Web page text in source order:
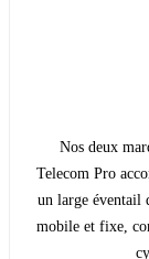
Nos deux
Telecom Pro
un large éventail
mobile et fixe,